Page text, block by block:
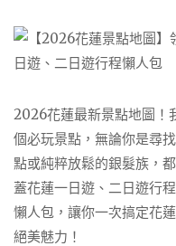
2026花蓮最新景點地圖！
個必玩景點，無論你是尋
點或純粹放鬆的銀髮族，
蓋花蓮一日遊、二日遊行
懶人包，讓你一次搞定花
絕美魅力！